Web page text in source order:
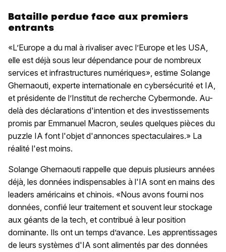
Bataille perdue face aux premiers
entrants
«L’Europe a du mal à rivaliser avec l’Europe et les USA,
elle est déjà sous leur dépendance pour de nombreux
services et infrastructures numériques», estime Solange
Ghernaouti, experte internationale en cybersécurité et IA,
et présidente de l’Institut de recherche Cybermonde. Au-
delà des déclarations d'intention et des investissements
promis par Emmanuel Macron, seules quelques pièces du
puzzle IA font l'objet d'annonces spectaculaires.» La
réalité l'est moins.
Solange Ghernaouti rappelle que depuis plusieurs années
déjà, les données indispensables à l'IA sont en mains des
leaders américains et chinois. «Nous avons fourni nos
données, confié leur traitement et souvent leur stockage
aux géants de la tech, et contribué à leur position
dominante. Ils ont un temps d’avance. Les apprentissages
de leurs systèmes d'IA sont alimentés par des données